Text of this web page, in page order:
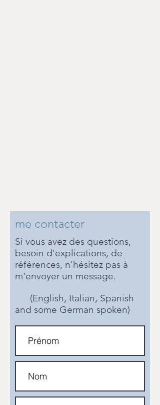
me contacter
Si vous avez des questions,
besoin d'explications, de
références, n'hésitez pas à
m'envoyer un message.
(English, Italian, Spanish
and some German spoken)